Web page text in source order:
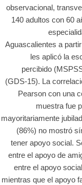
observacional,
140 adultos con 60
Aguascalientes a
les aplicó la
percibido
(GDS-15). La
Pearson con una
muestra fue
mayoritariamente
(86%) no mostró
tener apoyo social.
entre el apoyo de
entre el apoyo
mientras que el apoyo